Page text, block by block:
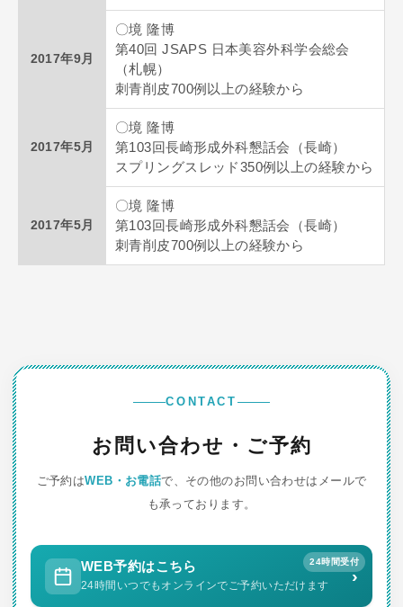
2017年9月
〇境 隆博
第40回 JSAPS 日本美容外科学会総会
（札幌）
刺青削皮700例以上の経験から
2017年5月
〇境 隆博
第103回長崎形成外科懇話会（長崎）
スプリングスレッド350例以上の経験から
2017年5月
〇境 隆博
第103回長崎形成外科懇話会（長崎）
刺青削皮700例以上の経験から
CONTACT
お問い合わせ・ご予約
ご予約はWEB・お電話で、その他のお問い合わせはメールで
も承っております。
24時間受付
WEB予約はこちら
24時間いつでもオンラインでご予約いただけます ›